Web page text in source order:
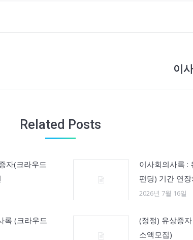
이
Related Posts
자(크라우드
이사회의사록 :
펀딩) 기간 연장
2026년 7월 16일
록 (크라우드
(정정) 유상증
소액모집)